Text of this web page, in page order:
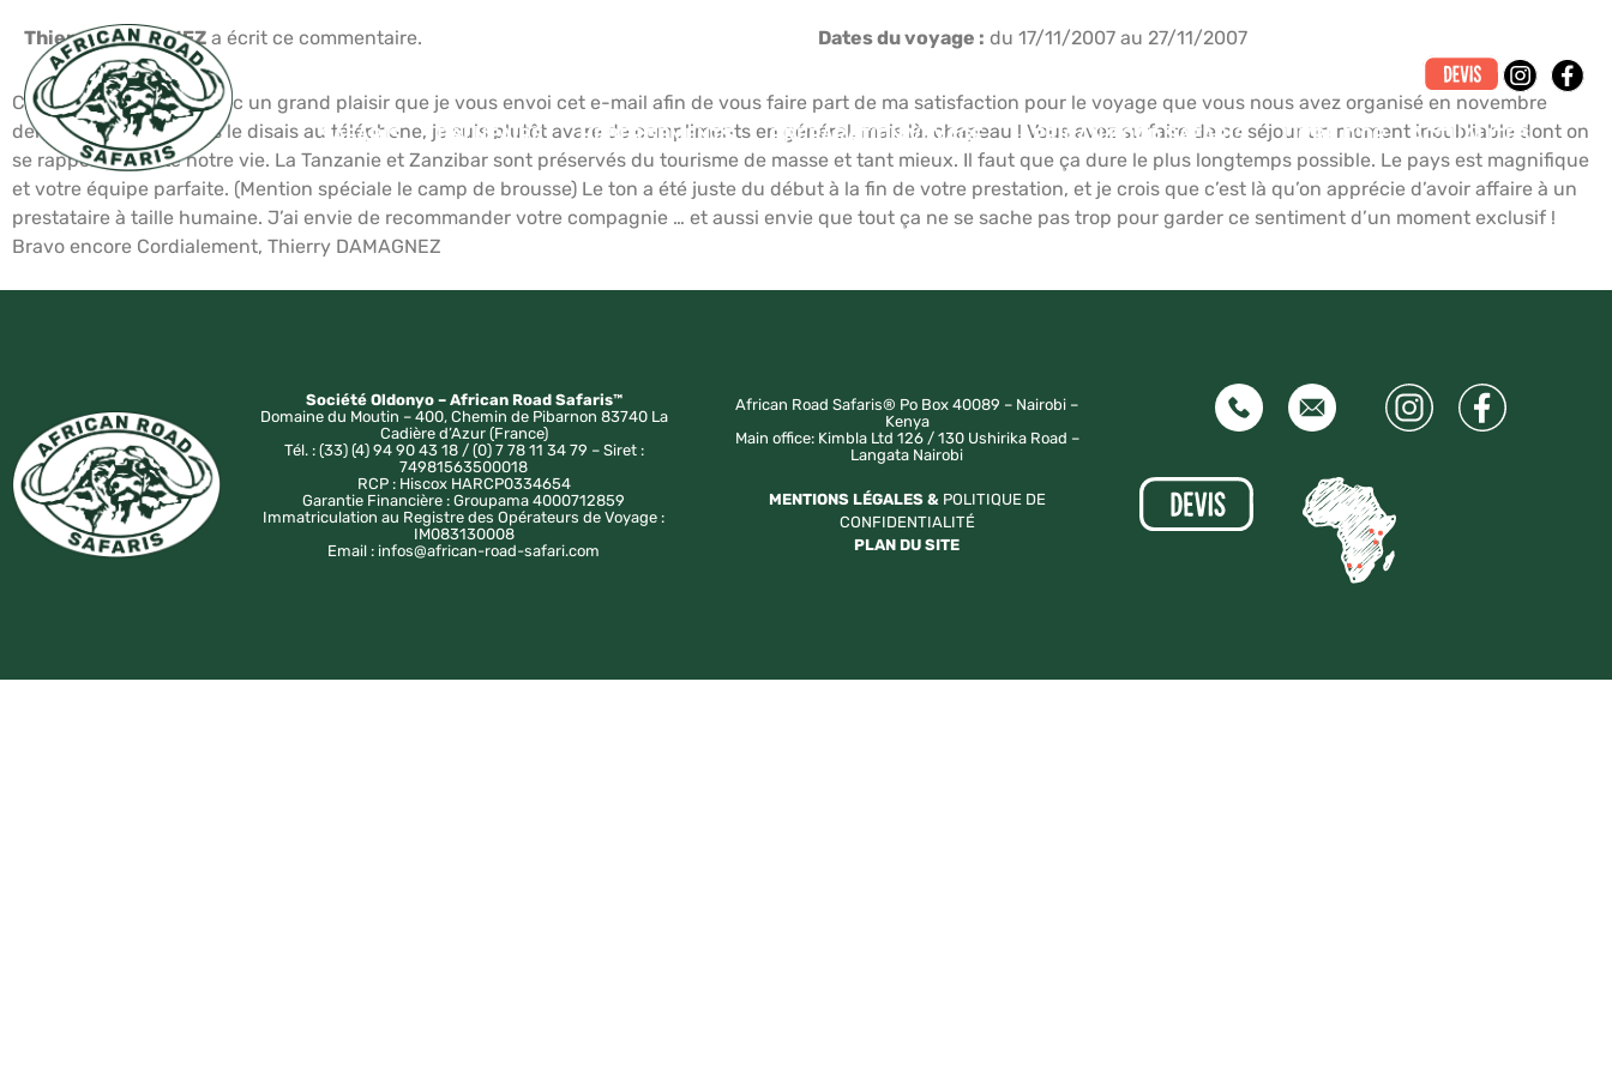
SAFARIS BALNÉAIRE HÉBERGEMENTS PRÉPARATION VOYAGE AFRICAN ROAD SAFARIS LIVRE D’OR ACTUALITÉS
Thierry DAMAGNEZ a écrit ce commentaire. Dates du voyage : du 17/11/2007 au 27/11/2007
Cher Monsieur, C’est avec un grand plaisir que je vous envoi cet e-mail afin de vous faire part de ma satisfaction pour le voyage que vous nous avez organisé en novembre
dernier. Comme je vous le disais au téléphone, je suis plutôt avare de compliments en général, mais là, chapeau ! Vous avez su faire de ce séjour un moment inoubliable dont on
se rappellera toute notre vie. La Tanzanie et Zanzibar sont préservés du tourisme de masse et tant mieux. Il faut que ça dure le plus longtemps possible. Le pays est magnifique
et votre équipe parfaite. (Mention spéciale le camp de brousse) Le ton a été juste du début à la fin de votre prestation, et je crois que c’est là qu’on apprécie d’avoir affaire à un
prestataire à taille humaine. J’ai envie de recommander votre compagnie … et aussi envie que tout ça ne se sache pas trop pour garder ce sentiment d’un moment exclusif !
Bravo encore Cordialement, Thierry DAMAGNEZ
Société Oldonyo – African Road Safaris™
Domaine du Moutin – 400, Chemin de Pibarnon 83740 La
Cadière d’Azur (France)
Tél. : (33) (4) 94 90 43 18 / (0) 7 78 11 34 79 – Siret :
74981563500018
RCP : Hiscox HARCP0334654
Garantie Financière : Groupama 4000712859
Immatriculation au Registre des Opérateurs de Voyage :
IM083130008
Email : infos@african-road-safari.com
African Road Safaris® Po Box 40089 – Nairobi –
Kenya
Main office: Kimbla Ltd 126 / 130 Ushirika Road –
Langata Nairobi
MENTIONS LÉGALES & POLITIQUE DE
CONFIDENTIALITÉ
PLAN DU SITE